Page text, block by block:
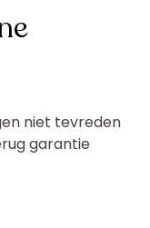
niet tevreden
garantie